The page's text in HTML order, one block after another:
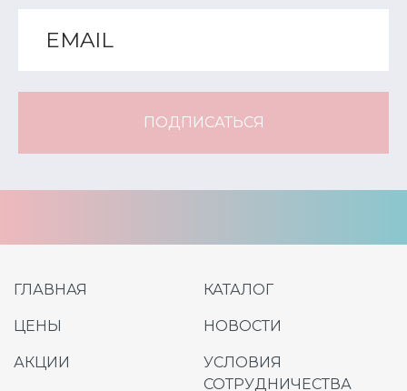
ПОДПИСАТЬСЯ
ГЛАВНАЯ КАТАЛОГ
ЦЕНЫ НОВОСТИ
АКЦИИ
УСЛОВИЯ
СОТРУДНИЧЕСТВА